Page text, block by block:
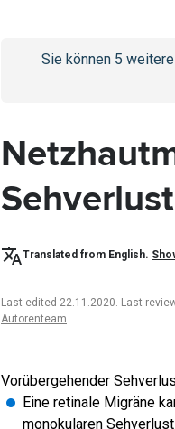
Go to/anmeldenpage
Sie können 5
Sehverlust
Translated from English.
Last edited 22.11.2020. Last
Autorenteam
Vorübergehender
Eine retinale Migräne
monokularen